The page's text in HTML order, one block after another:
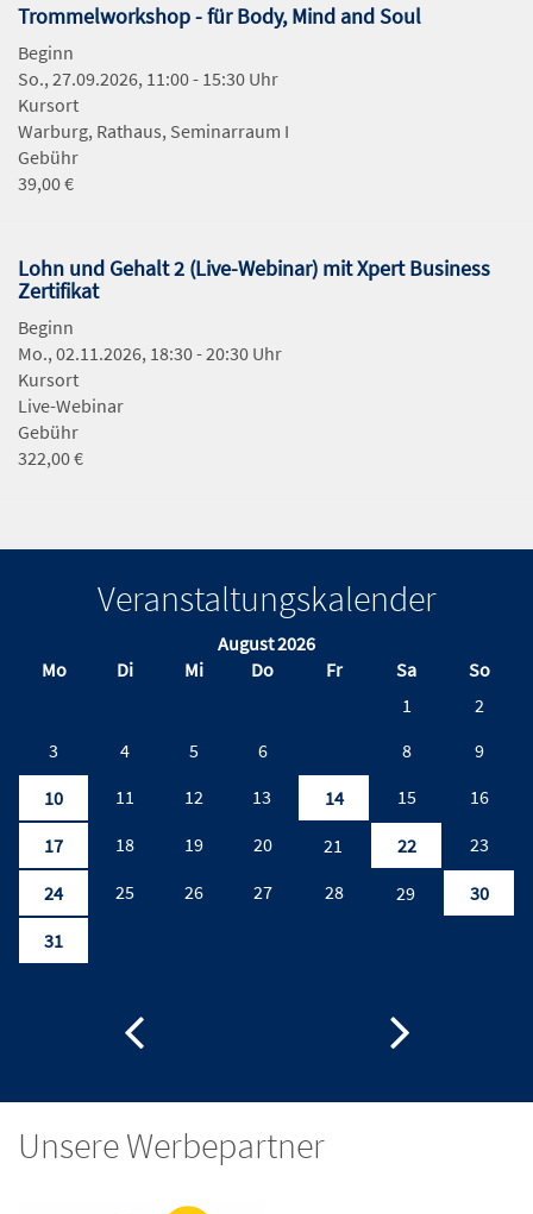
Trommelworkshop - für Body, Mind and Soul
Beginn
So., 27.09.2026, 11:00 - 15:30 Uhr
Kursort
Warburg, Rathaus, Seminarraum I
Gebühr
39,00 €
Lohn und Gehalt 2 (Live-Webinar) mit Xpert Business
Zertifikat
Beginn
Mo., 02.11.2026, 18:30 - 20:30 Uhr
Kursort
Live-Webinar
Gebühr
322,00 €
Veranstaltungskalender
August 2026
Mo
Di Mi Do Fr Sa
So
1
2
3
4 5 6 8
9
10
11 12 13 14 15 16
17 18 19 20 21 22 23
24 25 26 27 28 29
30
31
Unsere Werbepartner